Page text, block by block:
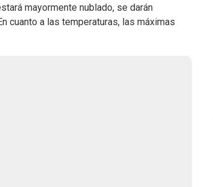
mayormente nublado, se darán
cuanto a las temperaturas, las máximas